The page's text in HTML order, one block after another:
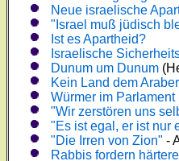
Neue israelische
"Israel muß jüdisch
Ist es Apartheid?
Israelische
Dunum um Dunum
Kein Land dem Araber
Würmer im Parlament
"Wir zerstören uns
"Es ist egal, er ist nur
"Die Irren von Zion" -
Rabbis fordern